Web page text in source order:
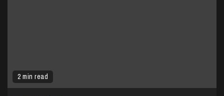
2 min read